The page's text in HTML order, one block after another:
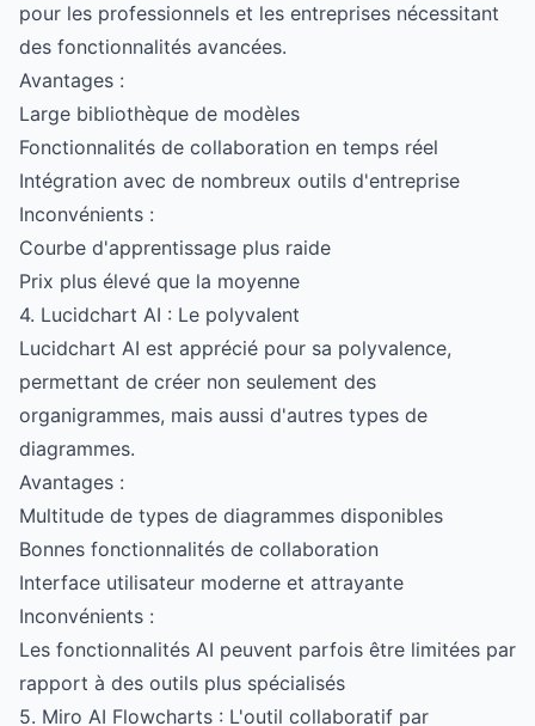
pour les professionnels et les entreprises nécessitant
des fonctionnalités avancées.
Avantages :
Large bibliothèque de modèles
Fonctionnalités de collaboration en temps réel
Intégration avec de nombreux outils d'entreprise
Inconvénients :
Courbe d'apprentissage plus raide
Prix plus élevé que la moyenne
4. Lucidchart AI : Le polyvalent
Lucidchart AI est apprécié pour sa polyvalence,
permettant de créer non seulement des
organigrammes, mais aussi d'autres types de
diagrammes.
Avantages :
Multitude de types de diagrammes disponibles
Bonnes fonctionnalités de collaboration
Interface utilisateur moderne et attrayante
Inconvénients :
Les fonctionnalités AI peuvent parfois être limitées par
rapport à des outils plus spécialisés
5. Miro AI Flowcharts : L'outil collaboratif par